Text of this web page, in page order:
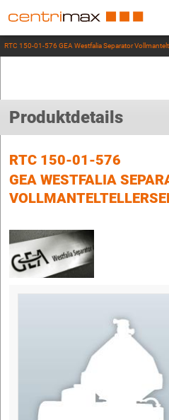
RTC 150-01-576 GEA Westfalia Separator
Produktdetails
RTC 150-01-576
GEA WESTFALIA